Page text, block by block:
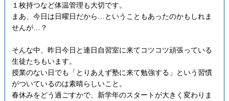
１枚持つなど体温管理も大切です。
まあ、今日は日曜日だから…ということもあったのかもしれま
せんが…？
そんな中、昨日今日と連日自習室に来てコツコツ頑張っている
生徒たちもいます。
授業のない日でも「とりあえず塾に来て勉強する」という習慣
がついているのは素晴らしいこと。
春休みをどう過ごすかで、新学年のスタートが大きく変わりま